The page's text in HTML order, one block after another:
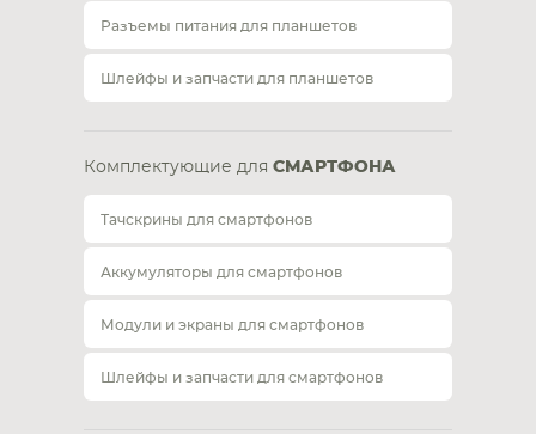
Разъемы питания для планшетов
Шлейфы и запчасти для планшетов
Комплектующие для СМАРТФОНА
Тачскрины для смартфонов
Аккумуляторы для смартфонов
Модули и экраны для смартфонов
Шлейфы и запчасти для смартфонов